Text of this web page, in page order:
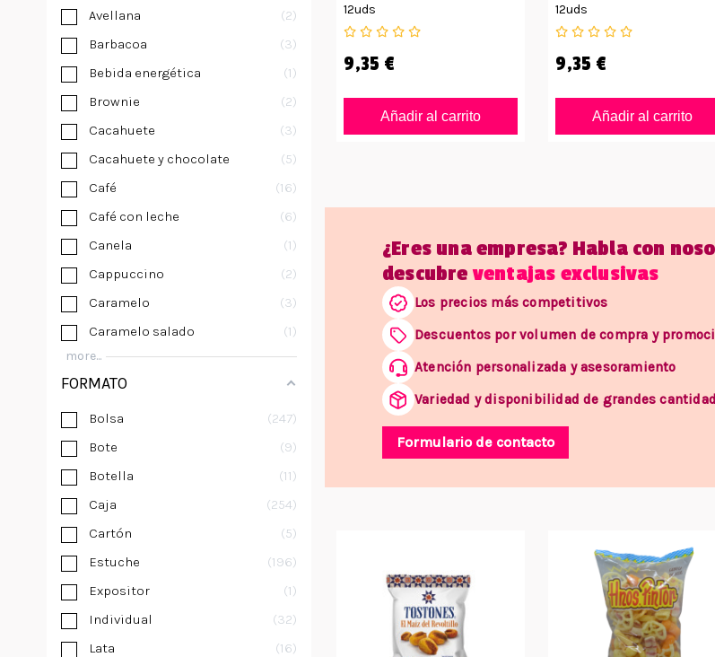
Avellana
2
Barbacoa
3
Bebida energética
1
Brownie
2
Cacahuete
3
Cacahuete y chocolate
5
Café
16
Café con leche
6
Canela
1
Cappuccino
2
Caramelo
3
Caramelo salado
1
more...
FORMATO
Bolsa
247
Bote
9
Botella
11
Caja
254
Cartón
5
Estuche
196
Expositor
1
Individual
32
Lata
16
12uds
9,35 €
Añadir al carrito
12uds
9,35 €
Añadir al carrito
¿Eres una empresa? Habla con
descubreventajas exclusivas
Los precios más competitivos
Descuentos por volumen de compra y
Atención personalizada y asesoramiento
Variedad y disponibilidad de grandes
Formulario de contacto